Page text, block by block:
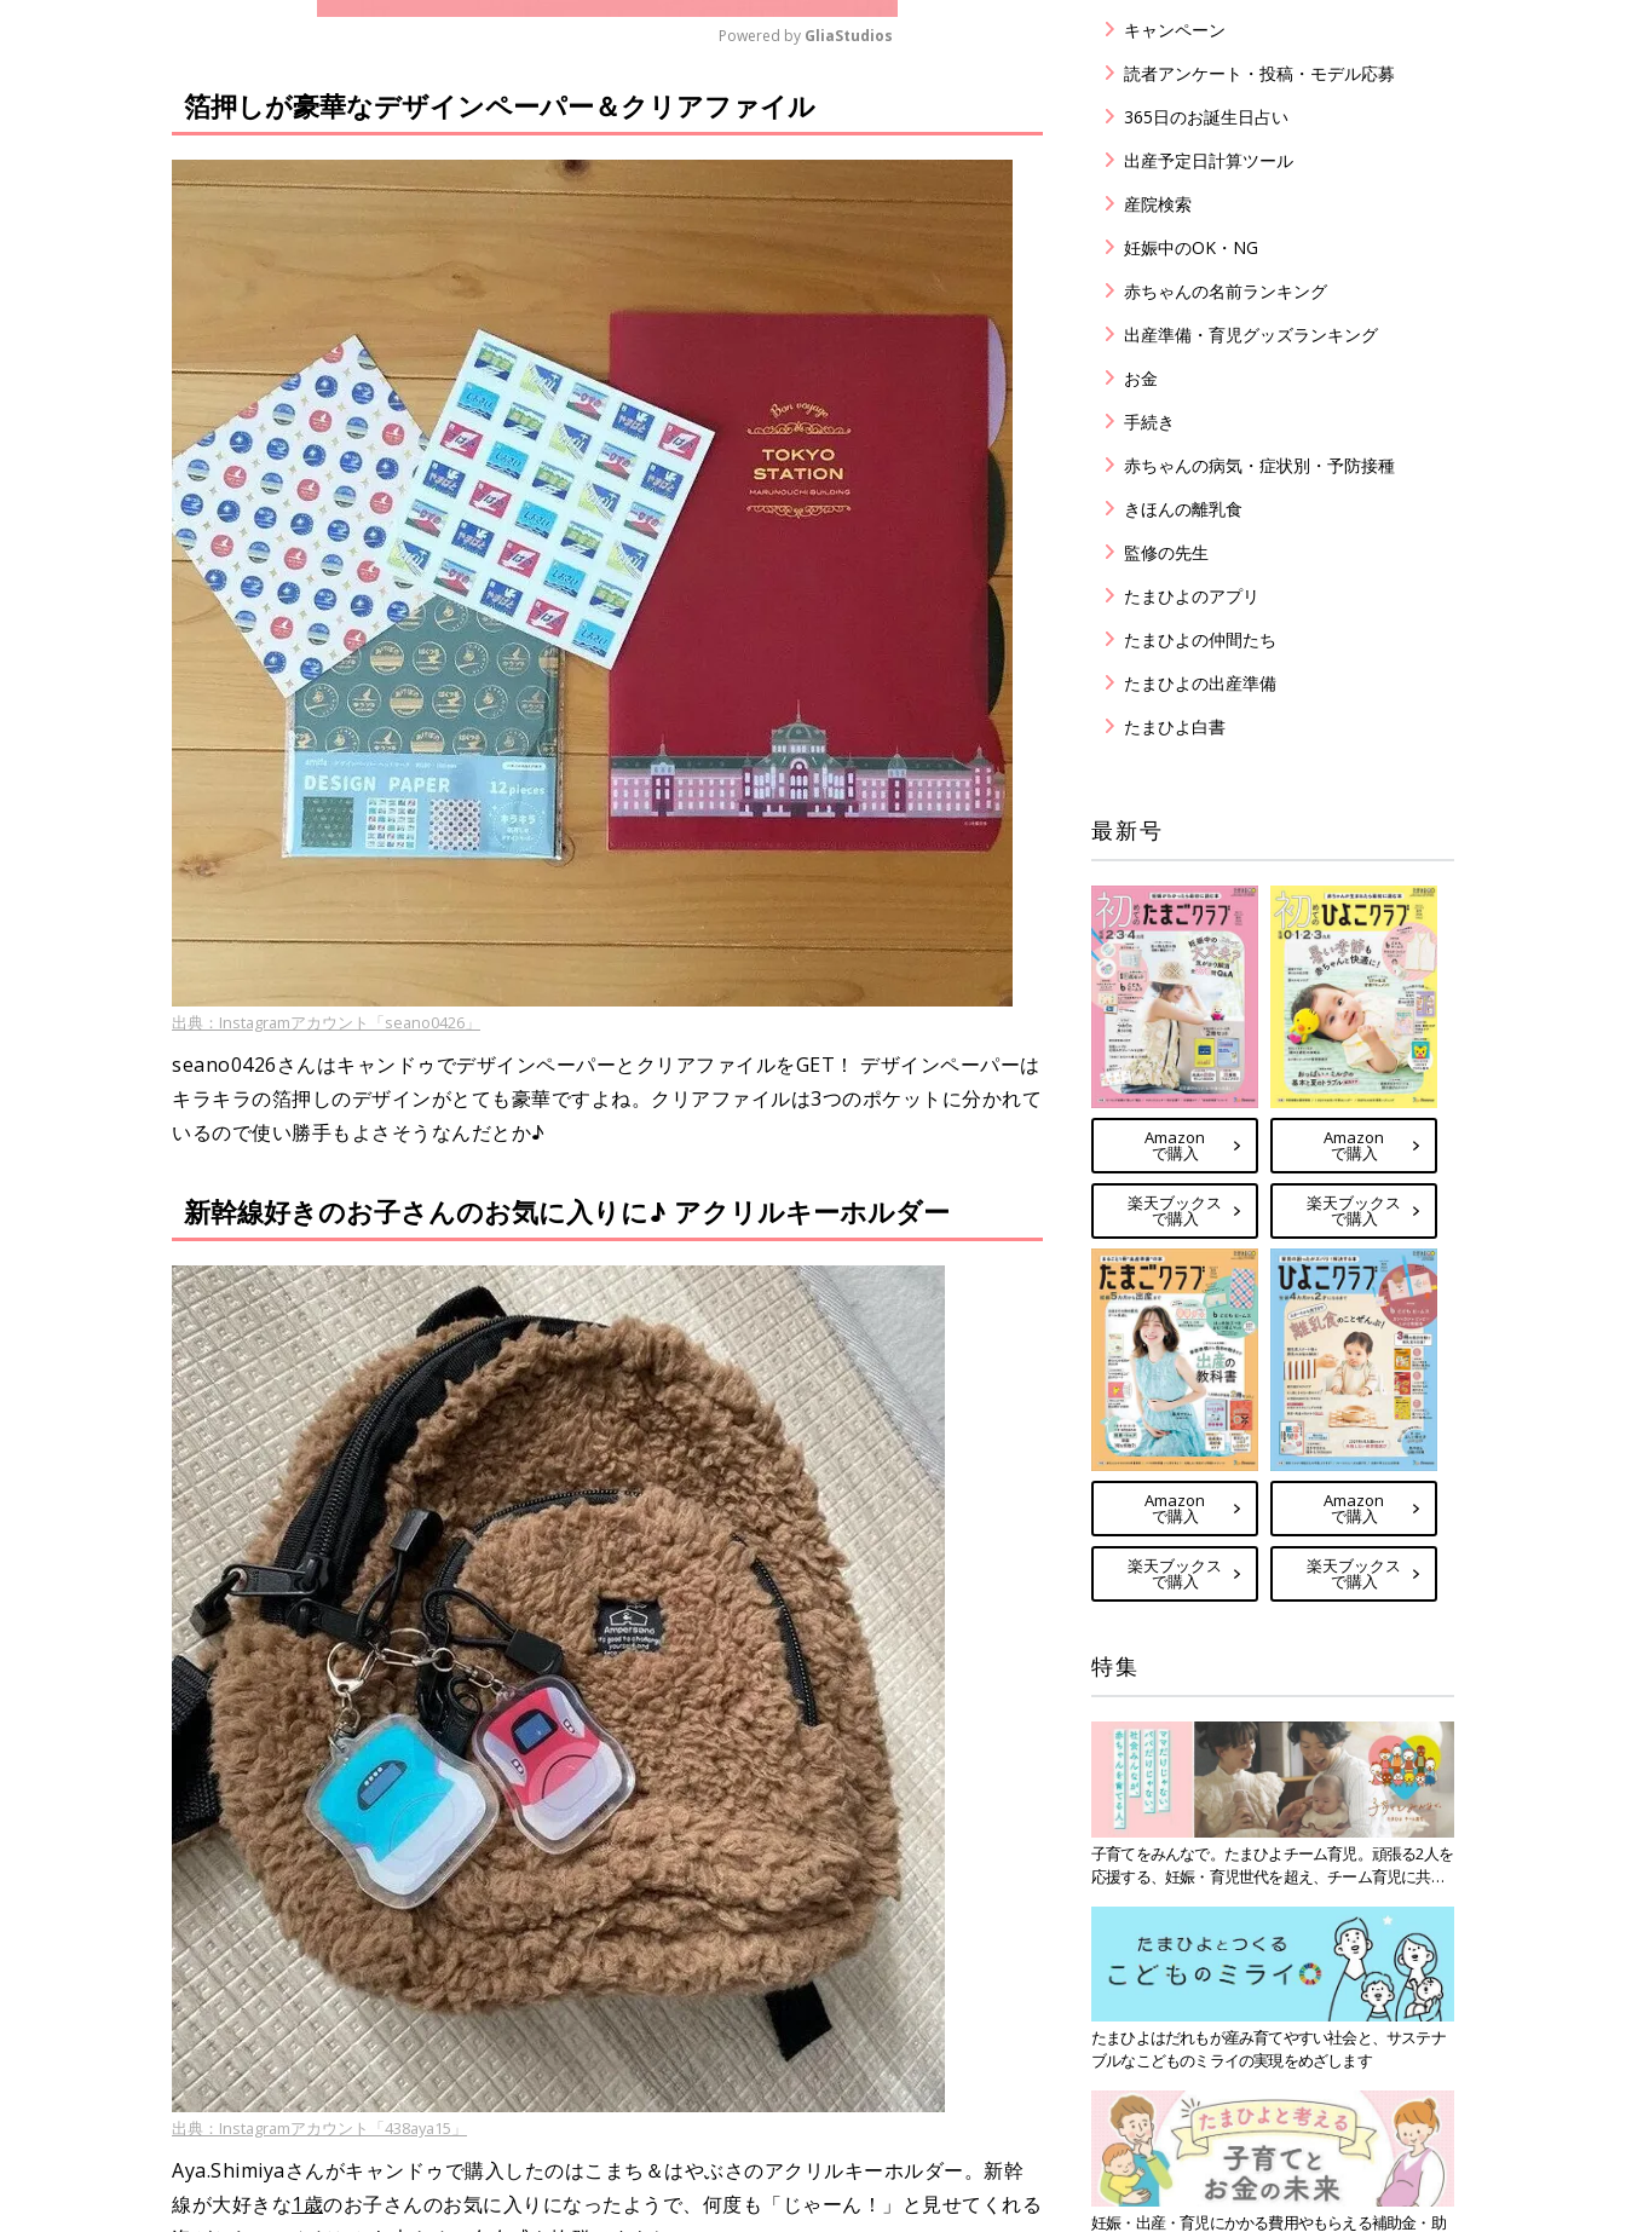
M
u
e
Powered by GliaStudios
箔押しが豪華なデザインペーパー＆クリアファイル
出典：Instagramアカウント「seano0426」
seano0426さんはキャンドゥでデザインペーパーとクリアファイルをGET！ デザインペーパーは
キラキラの箔押しのデザインがとても豪華ですよね。クリアファイルは3つのポケットに分かれて
いるので使い勝手もよさそうなんだとか♪
新幹線好きのお子さんのお気に入りに♪ アクリルキーホルダー
出典：Instagramアカウント「438aya15」
Aya.Shimiyaさんがキャンドゥで購入したのはこまち＆はやぶさのアクリルキーホルダー。新幹
線が大好きな1歳のお子さんのお気に入りになったようで、何度も「じゃーん！」と見せてくれる
キャンペーン
読者アンケート・投稿・モデル応募
365日のお誕生日占い
出産予定日計算ツール
産院検索
妊娠中のOK・NG
赤ちゃんの名前ランキング
出産準備・育児グッズランキング
お金
手続き
赤ちゃんの病気・症状別・予防接種
きほんの離乳食
監修の先生
たまひよのアプリ
たまひよの仲間たち
たまひよの出産準備
たまひよ白書
最新号
Amazon
で購入
楽天ブックス
で購入
Amazon
で購入
楽天ブックス
で購入
Amazon
で購入
楽天ブックス
で購入
Amazon
で購入
楽天ブックス
で購入
特集
子育てをみんなで。たまひよチーム育児。頑張る2人を
応援する、妊娠・育児世代を超え、チーム育児に共感
たまひよはだれもが産み育てやすい社会と、サステナ
ブルなこどものミライの実現をめざします
妊娠・出産・育児にかかる費用やもらえる補助金・助